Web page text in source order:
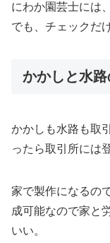
にわか園芸士には
でも、チェックだ
かかしと水
かかしも水路も取
ったら取引所には
家で製作になるの
成可能なので家と
いい。